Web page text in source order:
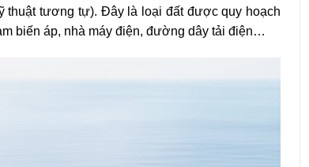
thuật tương tự). Đây là loại đất được quy hoạch
biến áp, nhà máy điện, đường dây tải điện…